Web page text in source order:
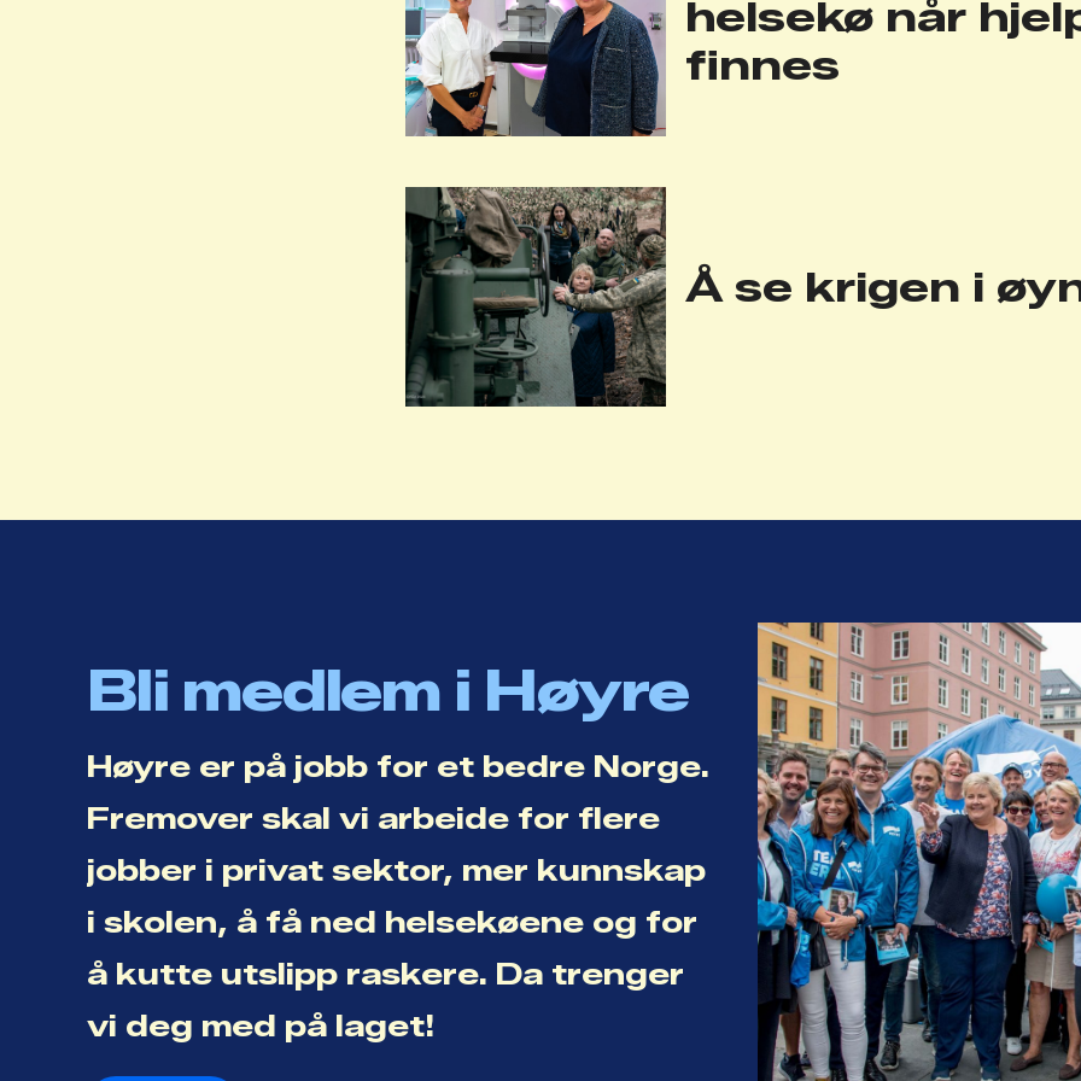
helsekø når
finnes
Å se krigen i
Bli medlem i Høyre
Høyre er på jobb for et bedre Norge.
Fremover skal vi arbeide for flere
jobber i privat sektor, mer kunnskap
i skolen, å få ned helsekøene og for
å kutte utslipp raskere. Da trenger
vi deg med på laget!